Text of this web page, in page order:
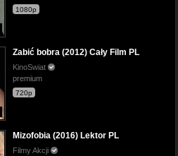
1080p
Zabić bobra (2012) Cały Film PL
KinoSwiat
premium
720p
Mizofobia (2016) Lektor PL
Filmy Akcji